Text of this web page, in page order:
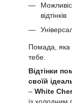
відтінків
Помада, яка
тебе.
Відтінки
своїй
– White